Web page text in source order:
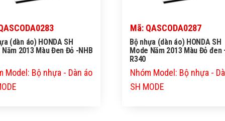
(dàn áo) HONDA SH
2013 Màu Đen Đỏ -NHB
Model: Bộ nhựa - Dàn áo
Mã: QASCODA0287
Bộ nhựa (dàn áo) HONDA SH
Mode Năm 2013 Màu Đỏ đen
R340
Nhóm Model: Bộ nhựa -
SH MODE